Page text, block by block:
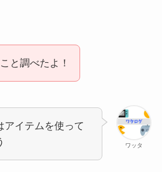
と調べたよ！
ワッタ
アイテムを使って